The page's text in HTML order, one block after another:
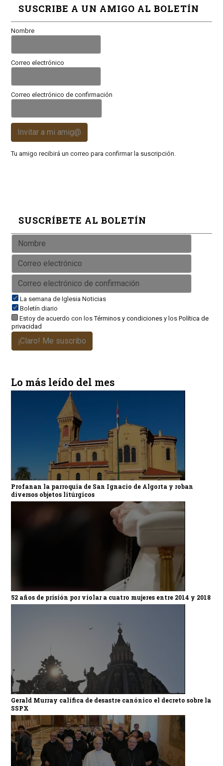
SUSCRIBE A UN AMIGO AL BOLETÍN
Nombre
Correo electrónico
Correo electrónico de confirmación
Invitar a mi amig@
Tu amigo recibirá un correo para confirmar la suscripción.
SUSCRÍBETE AL BOLETÍN
La semana de Iglesia Noticias
Boletín diario
Estoy de acuerdo con losTérminos y condicionesy los Política de
privacidad
¡Claro! Me suscribo
Lo más leído del mes
Profanan la parroquia de San Ignacio de Algorta y roban
diversos objetos litúrgicos
52 años de prisión por violar a cuatro mujeres entre 2014 y 2018
Gerald Murray califica de desastre canónico el decreto sobre la
SSPX